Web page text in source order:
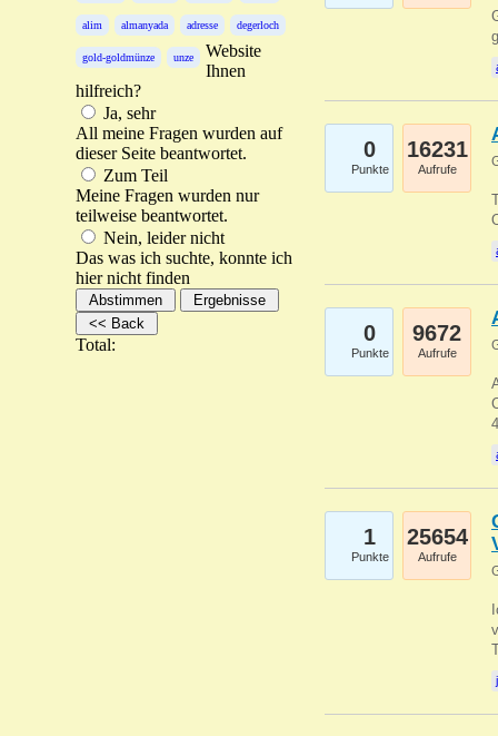
alim almanyada adresse degerloch
gold-goldmünze unze
Website
Ihnen
hilfreich?
Ja, sehr
All meine Fragen wurden auf
dieser Seite beantwortet.
Zum Teil
Meine Fragen wurden nur
teilweise beantwortet.
Nein, leider nicht
Das was ich suchte, konnte ich
hier nicht finden
Total:
0
Punkte
16231
Aufrufe
0
Punkte
9672
Aufrufe
1
Punkte
25654
Aufrufe